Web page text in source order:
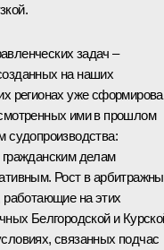
задач –
на наших
регионах уже
ими в прошлом
судопроизводства:
гражданским делам
Рост в
работающие на этих
Белгородской и
связанных подчас